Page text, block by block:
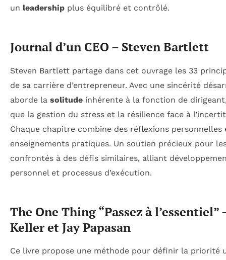
un leadership plus équilibré et contrôlé.
Journal d’un CEO – Steven Bartlett
Steven Bartlett partage dans cet ouvrage les 33
de sa carrière d’entrepreneur. Avec une sincérité
aborde la solitude inhérente à la fonction de
que la gestion du stress et la résilience face à
Chaque chapitre combine des réflexions personnelles
enseignements pratiques. Un soutien précieux pour
confrontés à des défis similaires, alliant
personnel et processus d’exécution.
The One Thing “Passez à l’essentiel”
Keller et Jay Papasan
Ce livre propose une méthode pour définir la priorité